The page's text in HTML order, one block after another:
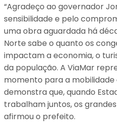
“Agradeço ao governador
sensibilidade e pelo
uma obra aguardada há
Norte sabe o quanto os
impactam a economia, o
da população. A ViaMar
momento para a mobilidade
demonstra que, quando
trabalham juntos, os
afirmou o prefeito.